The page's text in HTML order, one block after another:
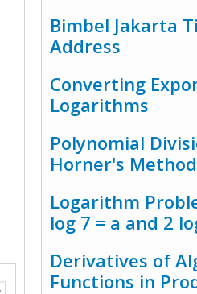
Bimbel Jakarta
Address
Converting
Logarithms
Polynomial
Horner's Method
Logarithm
log 7 = a and 2
Derivatives of
Functions in